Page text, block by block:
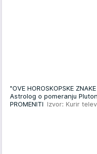
"OVE HOROSKOPSKE
Astrolog o pomeranju
PROMENITI Izvor: Kurir